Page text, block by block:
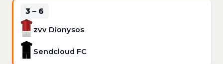
3 – 6
zvv Dionysos
Sendcloud FC